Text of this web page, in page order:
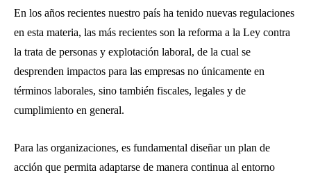
En los años recientes nuestro país ha tenido nuevas regulaciones
en esta materia, las más recientes son la reforma a la Ley contra
la trata de personas y explotación laboral, de la cual se
desprenden impactos para las empresas no únicamente en
términos laborales, sino también fiscales, legales y de
cumplimiento en general.
Para las organizaciones, es fundamental diseñar un plan de
acción que permita adaptarse de manera continua al entorno